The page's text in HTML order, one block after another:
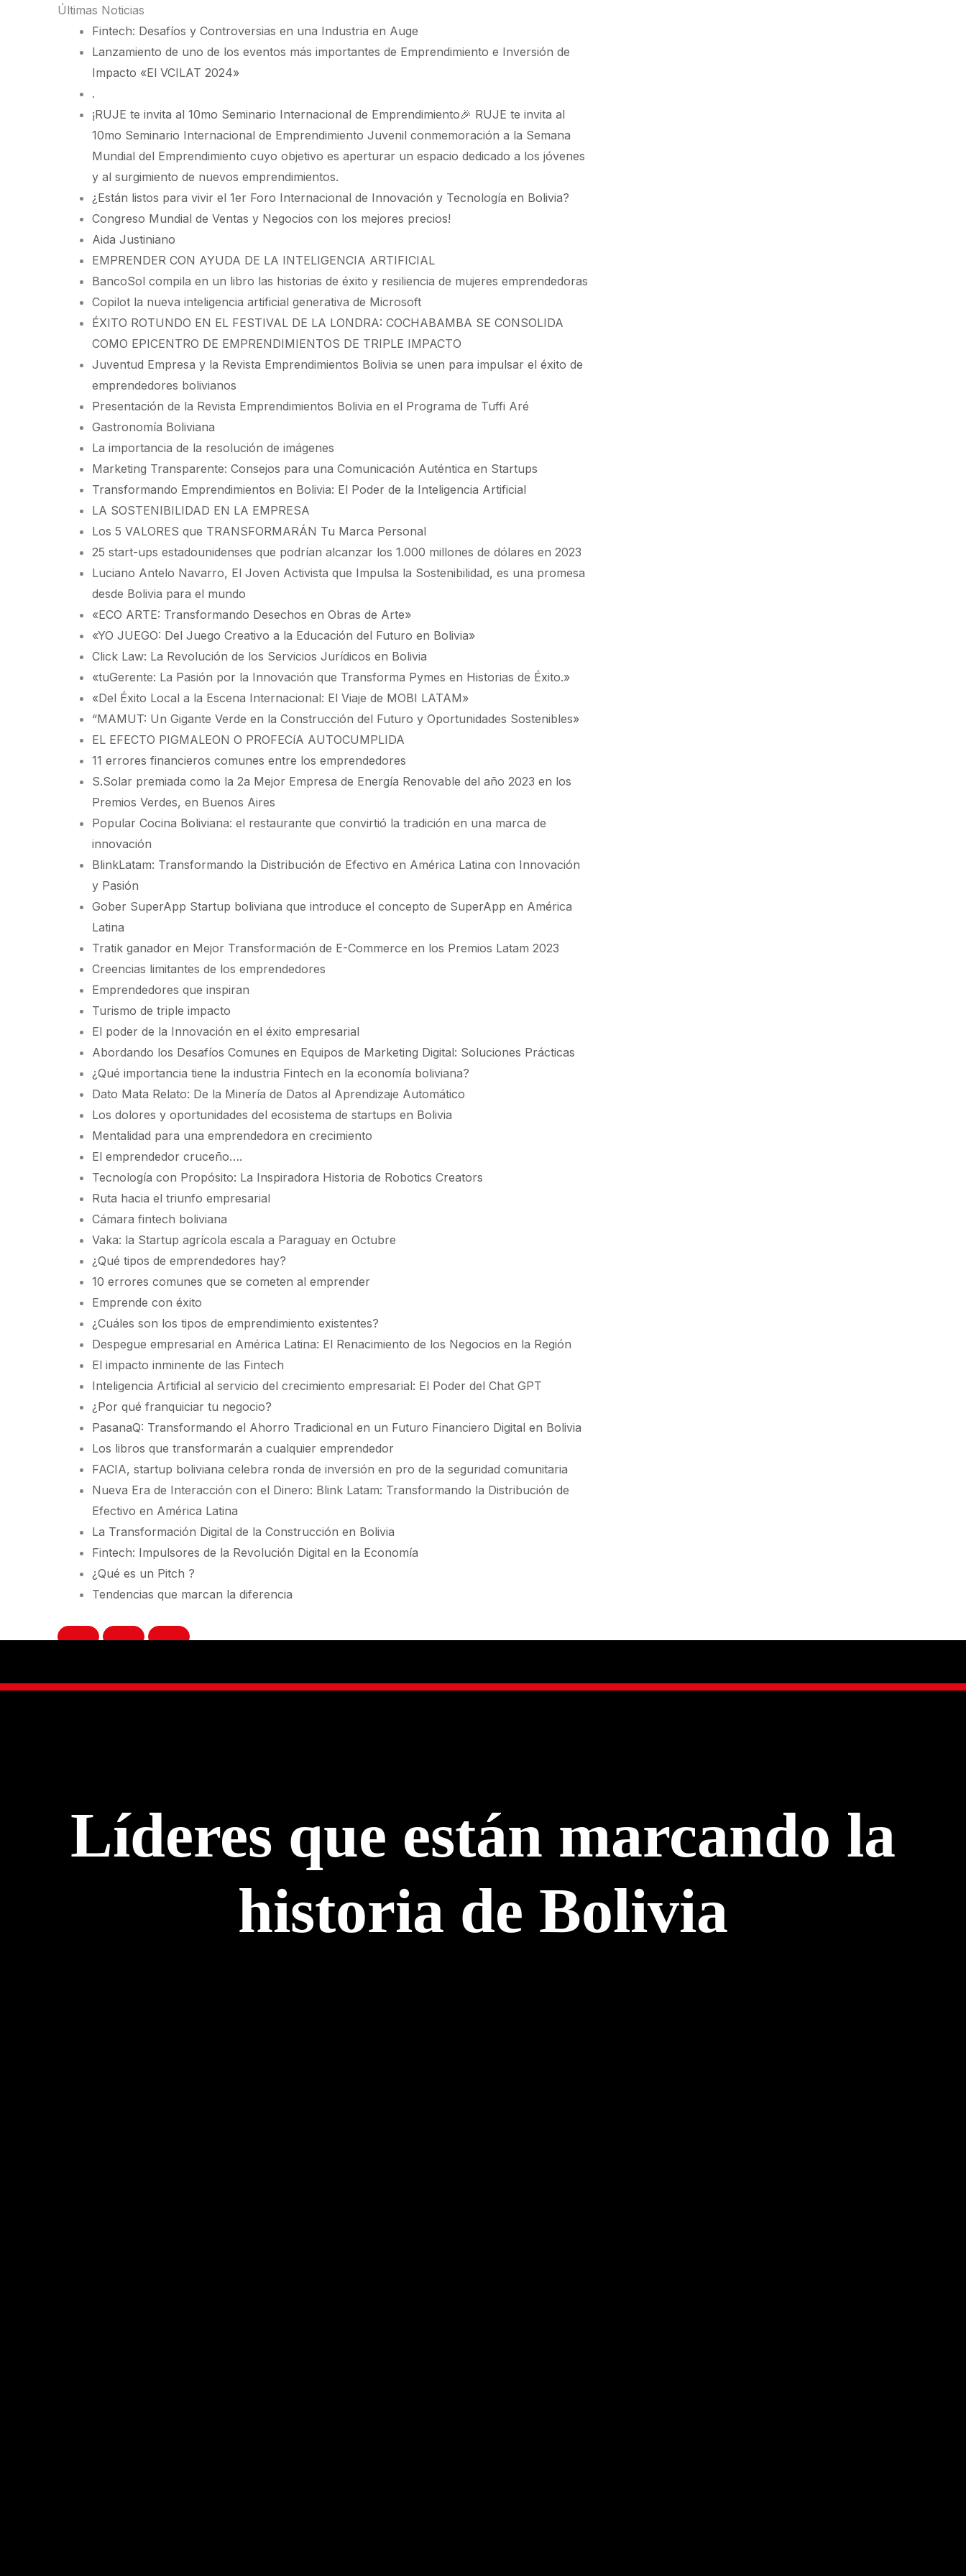
Últimas Noticias
Fintech: Desafíos y Controversias en una Industria en Auge
Lanzamiento de uno de los eventos más importantes de Emprendimiento e Inversión de
Impacto «El VCILAT 2024»
.
¡RUJE te invita al 10mo Seminario Internacional de Emprendimiento🎉 RUJE te invita al
10mo Seminario Internacional de Emprendimiento Juvenil conmemoración a la Semana
Mundial del Emprendimiento cuyo objetivo es aperturar un espacio dedicado a los jóvenes
y al surgimiento de nuevos emprendimientos.
¿Están listos para vivir el 1er Foro Internacional de Innovación y Tecnología en Bolivia?
Congreso Mundial de Ventas y Negocios con los mejores precios!
Aida Justiniano
EMPRENDER CON AYUDA DE LA INTELIGENCIA ARTIFICIAL
BancoSol compila en un libro las historias de éxito y resiliencia de mujeres emprendedoras
Copilot la nueva inteligencia artificial generativa de Microsoft
ÉXITO ROTUNDO EN EL FESTIVAL DE LA LONDRA: COCHABAMBA SE CONSOLIDA
COMO EPICENTRO DE EMPRENDIMIENTOS DE TRIPLE IMPACTO
Juventud Empresa y la Revista Emprendimientos Bolivia se unen para impulsar el éxito de
emprendedores bolivianos
Presentación de la Revista Emprendimientos Bolivia en el Programa de Tuffi Aré
Gastronomía Boliviana
La importancia de la resolución de imágenes
Marketing Transparente: Consejos para una Comunicación Auténtica en Startups
Transformando Emprendimientos en Bolivia: El Poder de la Inteligencia Artificial
LA SOSTENIBILIDAD EN LA EMPRESA
Los 5 VALORES que TRANSFORMARÁN Tu Marca Personal
25 start-ups estadounidenses que podrían alcanzar los 1.000 millones de dólares en 2023
Luciano Antelo Navarro, El Joven Activista que Impulsa la Sostenibilidad, es una promesa
desde Bolivia para el mundo
«ECO ARTE: Transformando Desechos en Obras de Arte»
«YO JUEGO: Del Juego Creativo a la Educación del Futuro en Bolivia»
Click Law: La Revolución de los Servicios Jurídicos en Bolivia
«tuGerente: La Pasión por la Innovación que Transforma Pymes en Historias de Éxito.»
«Del Éxito Local a la Escena Internacional: El Viaje de MOBI LATAM»
“MAMUT: Un Gigante Verde en la Construcción del Futuro y Oportunidades Sostenibles»
EL EFECTO PIGMALEON O PROFECíA AUTOCUMPLIDA
11 errores financieros comunes entre los emprendedores
S.Solar premiada como la 2a Mejor Empresa de Energía Renovable del año 2023 en los
Premios Verdes, en Buenos Aires
Popular Cocina Boliviana: el restaurante que convirtió la tradición en una marca de
innovación
BlinkLatam: Transformando la Distribución de Efectivo en América Latina con Innovación
y Pasión
Gober SuperApp Startup boliviana que introduce el concepto de SuperApp en América
Latina
Tratik ganador en Mejor Transformación de E-Commerce en los Premios Latam 2023
Creencias limitantes de los emprendedores
Emprendedores que inspiran
Turismo de triple impacto
El poder de la Innovación en el éxito empresarial
Abordando los Desafíos Comunes en Equipos de Marketing Digital: Soluciones Prácticas
¿Qué importancia tiene la industria Fintech en la economía boliviana?
Dato Mata Relato: De la Minería de Datos al Aprendizaje Automático
Los dolores y oportunidades del ecosistema de startups en Bolivia
Mentalidad para una emprendedora en crecimiento
El emprendedor cruceño….
Tecnología con Propósito: La Inspiradora Historia de Robotics Creators
Ruta hacia el triunfo empresarial
Cámara fintech boliviana
Vaka: la Startup agrícola escala a Paraguay en Octubre
¿Qué tipos de emprendedores hay?
10 errores comunes que se cometen al emprender
Emprende con éxito
¿Cuáles son los tipos de emprendimiento existentes?
Despegue empresarial en América Latina: El Renacimiento de los Negocios en la Región
El impacto inminente de las Fintech
Inteligencia Artificial al servicio del crecimiento empresarial: El Poder del Chat GPT
¿Por qué franquiciar tu negocio?
PasanaQ: Transformando el Ahorro Tradicional en un Futuro Financiero Digital en Bolivia
Los libros que transformarán a cualquier emprendedor
FACIA, startup boliviana celebra ronda de inversión en pro de la seguridad comunitaria
Nueva Era de Interacción con el Dinero: Blink Latam: Transformando la Distribución de
Efectivo en América Latina
La Transformación Digital de la Construcción en Bolivia
Fintech: Impulsores de la Revolución Digital en la Economía
¿Qué es un Pitch ?
Tendencias que marcan la diferencia
Líderes que están marcando la
historia de Bolivia